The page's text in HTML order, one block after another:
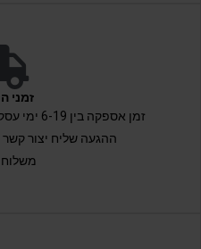
זמני
זמן
ההגעה שליח יצור
משלוח